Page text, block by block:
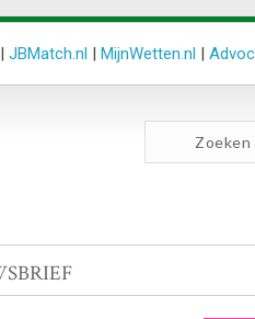
| JBMatch.nl | MijnWetten.nl |